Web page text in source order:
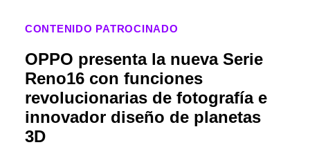
CONTENIDO PATROCINADO
OPPO presenta la nueva Serie
Reno16 con funciones
revolucionarias de fotografía e
innovador diseño de planetas
3D